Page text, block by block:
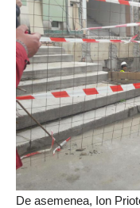
De asemenea, Ion